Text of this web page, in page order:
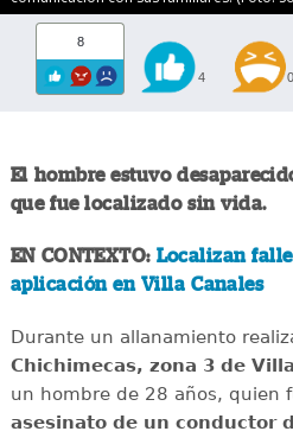
8
4 0
El hombre estuvo
que fue localizado sin vida.
EN CONTEXTO:Localizan
aplicación en Villa Canales
Durante un allanamiento
Chichimecas, zona 3 de
un hombre de 28 años, quien
asesinato de un conductor